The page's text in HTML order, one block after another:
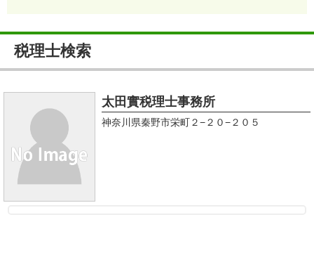
税理士検索
太田實税理士事務所
神奈川県秦野市栄町２−２０−２０５